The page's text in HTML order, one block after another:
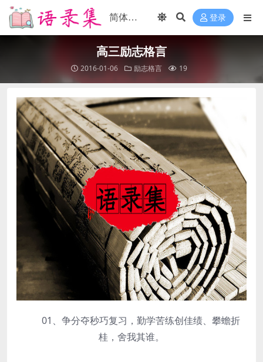
登录
高三励志格言
2016-01-06 励志格言 19
01、争分夺秒巧复习，勤学苦练创佳绩、攀蟾折
桂，舍我其谁。